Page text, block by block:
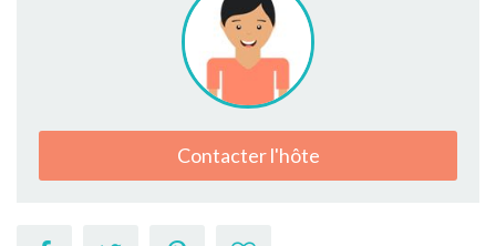
Contacter l'hôte